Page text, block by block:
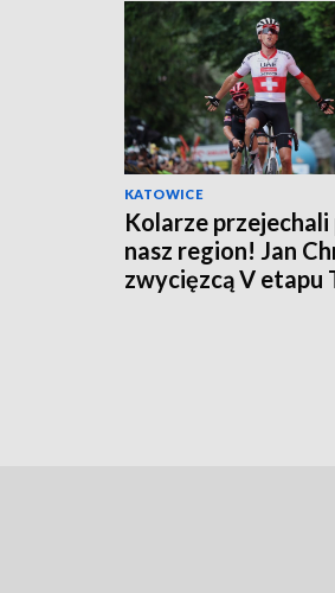
KATOWICE
Kolarze przejechali
nasz region! Jan
zwycięzcą V etapu